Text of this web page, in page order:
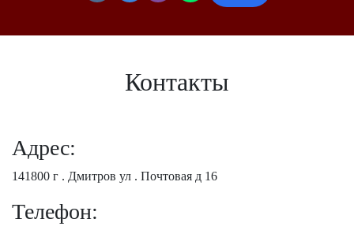
Контакты
Адрес:
141800 г . Дмитров ул . Почтовая д 16
Телефон: